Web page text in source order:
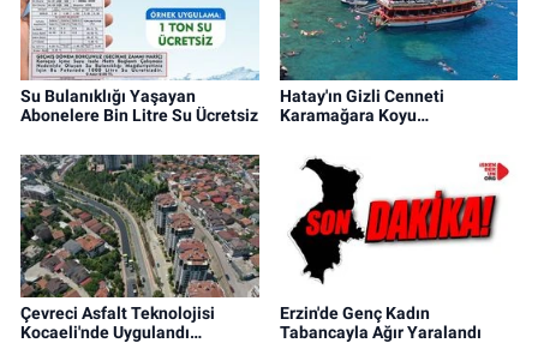
Su Bulanıklığı Yaşayan
Abonelere Bin Litre Su Ücretsiz
Hatay'ın Gizli Cenneti
Karamağara Koyu…
Çevreci Asfalt Teknolojisi
Kocaeli'nde Uygulandı…
Erzin'de Genç Kadın
Tabancayla Ağır Yaralandı